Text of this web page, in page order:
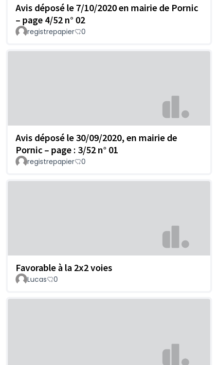
Avis déposé le 7/10/2020 en mairie de Pornic
– page 4/52 n° 02
registrepapier 0
Avis déposé le 30/09/2020, en mairie de
Pornic – page : 3/52 n° 01
registrepapier 0
Favorable à la 2x2 voies
Lucas 0